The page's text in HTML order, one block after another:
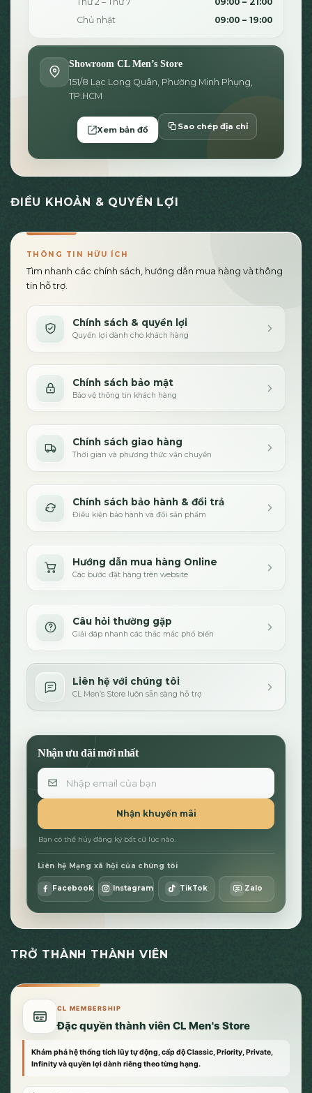
Chủ nhật
09:00 – 19:00
Showroom CL Men’s Store
151/8 Lạc Long Quân, Phường Minh Phụng,
TP.HCM
Xem bản đồ Sao chép địa chỉ
ĐIỀU KHOẢN & QUYỀN LỢI
THÔNG TIN HỮU ÍCH
Tìm nhanh các chính sách, hướng dẫn mua hàng và thông
tin hỗ trợ.
Chính sách & quyền lợi
Quyền lợi dành cho khách hàng
Chính sách bảo mật
Bảo vệ thông tin khách hàng
Chính sách giao hàng
Thời gian và phương thức vận chuyển
Chính sách bảo hành & đổi trả
Điều kiện bảo hành và đổi sản phẩm
Hướng dẫn mua hàng Online
Các bước đặt hàng trên website
Câu hỏi thường gặp
Giải đáp nhanh các thắc mắc phổ biến
Liên hệ với chúng tôi
CL Men’s Store luôn sẵn sàng hỗ trợ
Nhận ưu đãi mới nhất
Email
Nhận khuyến mãi
Bạn có thể hủy đăng ký bất cứ lúc nào.
Liên hệ Mạng xã hội của chúng tôi
Facebook Instagram TikTok Zalo
TRỞ THÀNH THÀNH VIÊN
CL MEMBERSHIP
Đặc quyền thành viên CL Men's Store
Khám phá hệ thống tích lũy tự động, cấp độ Classic, Priority, Private,
Infinity và quyền lợi dành riêng theo từng hạng.